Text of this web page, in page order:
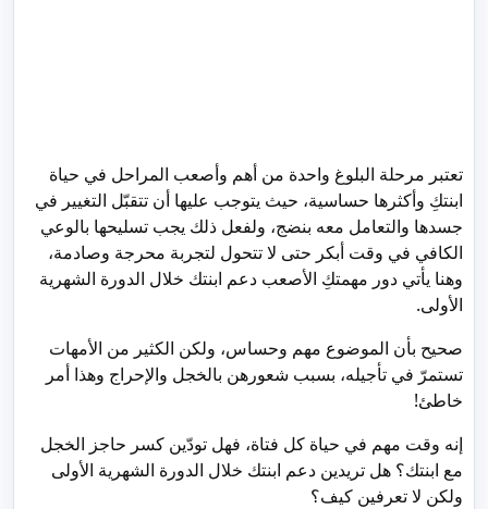
تعتبر مرحلة البلوغ واحدة من أهم وأصعب المراحل في حياة
ابنتكِ وأكثرها حساسية، حيث يتوجب عليها أن تتقبّل التغيير في
جسدها والتعامل معه بنضج، ولفعل ذلك يجب تسليحها بالوعي
الكافي في وقت أبكر حتى لا تتحول لتجربة محرجة وصادمة،
وهنا يأتي دور مهمتكِ الأصعب دعم ابنتك خلال الدورة الشهرية
الأولى.
صحيح بأن الموضوع مهم وحساس، ولكن الكثير من الأمهات
تستمرّ في تأجيله، بسبب شعورهن بالخجل والإحراج وهذا أمر
خاطئ!
إنه وقت مهم في حياة كل فتاة، فهل تودّين كسر حاجز الخجل
مع ابنتك؟ هل تريدين دعم ابنتك خلال الدورة الشهرية الأولى
ولكن لا تعرفين كيف؟